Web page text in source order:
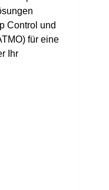
Control und
für eine
Ihr